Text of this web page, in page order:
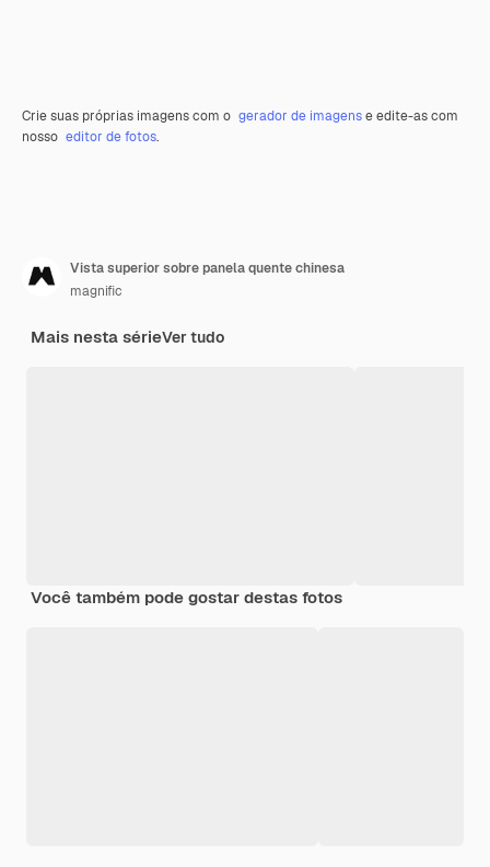
Crie suas próprias imagens com o gerador de imagense edite-as com
nosso editor de fotos.
Vista superior sobre panela quente chinesa
magnific
Mais nesta sérieVer tudo
Você também pode gostar destas fotos